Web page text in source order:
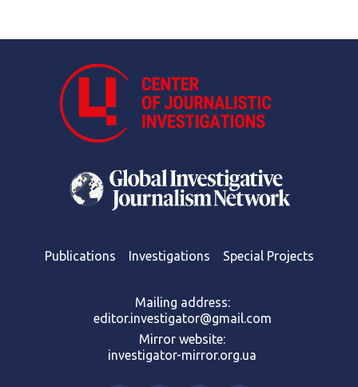
Publications Investigations Special Projects
Mailing address:
editor.investigator@gmail.com
Mirror website:
investigator-mirror.org.ua